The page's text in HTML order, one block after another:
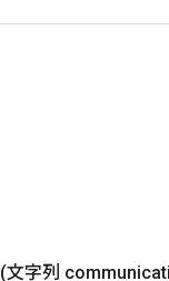
(文字列